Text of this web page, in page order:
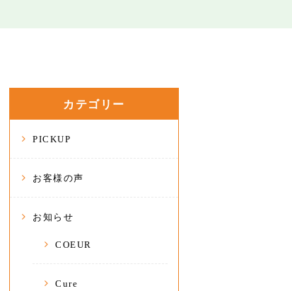
カテゴリー
PICKUP
お客様の声
お知らせ
COEUR
Cure